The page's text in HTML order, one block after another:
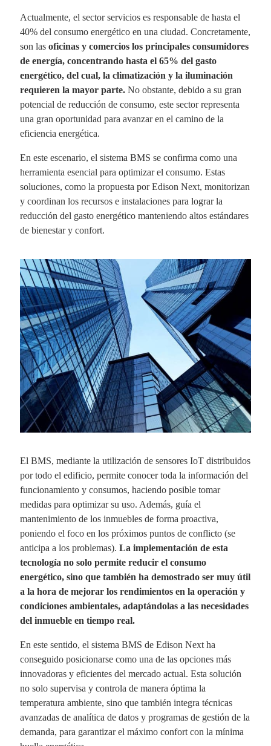
Actualmente, el sector servicios es responsable de hasta el
40% del consumo energético en una ciudad. Concretamente,
son las oficinas y comercios los principales consumidores
de energía, concentrando hasta el 65% del gasto
energético, del cual, la climatización y la iluminación
requieren la mayor parte.No obstante, debido a su gran
potencial de reducción de consumo, este sector representa
una gran oportunidad para avanzar en el camino de la
eficiencia energética.
En este escenario, el sistema BMS se confirma como una
herramienta esencial para optimizar el consumo. Estas
soluciones, como la propuesta por Edison Next, monitorizan
y coordinan los recursos e instalaciones para lograr la
reducción del gasto energético manteniendo altos estándares
de bienestar y confort.
El BMS, mediante la utilización de sensores IoT distribuidos
por todo el edificio, permite conocer toda la información del
funcionamiento y consumos, haciendo posible tomar
medidas para optimizar su uso. Además, guía el
mantenimiento de los inmuebles de forma proactiva,
poniendo el foco en los próximos puntos de conflicto (se
anticipa a los problemas). La implementación de esta
tecnología no solo permite reducir el consumo
energético, sino que también ha demostrado ser muy útil
a la hora de mejorar los rendimientos en la operación y
condiciones ambientales, adaptándolas a las necesidades
del inmueble en tiempo real.
En este sentido, el sistema BMS de Edison Next ha
conseguido posicionarse como una de las opciones más
innovadoras y eficientes del mercado actual. Esta solución
no solo supervisa y controla de manera óptima la
temperatura ambiente, sino que también integra técnicas
avanzadas de analítica de datos y programas de gestión de la
demanda, para garantizar el máximo confort con la mínima